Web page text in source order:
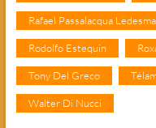
Rafael Passalacqua Ledesma
Rodolfo Estequin
Tony Del Greco
Walter Di Nucci